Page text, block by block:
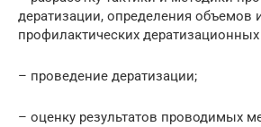
дератизации, определения объемов
профилактических
– проведение дератизации;
– оценку результатов проводимых